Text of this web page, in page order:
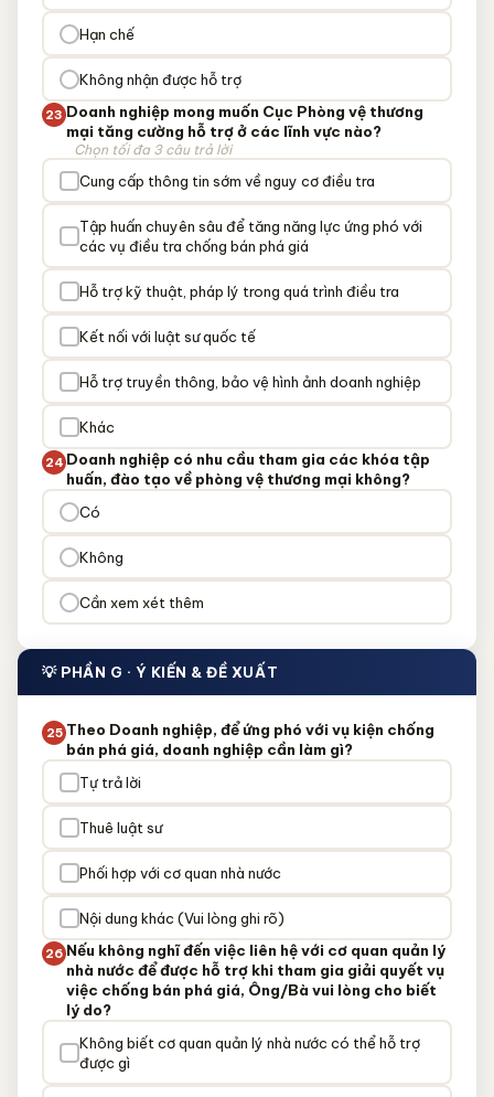
Hạn chế
Không nhận được hỗ trợ
23 Doanh nghiệp mong muốn Cục Phòng vệ thương
mại tăng cường hỗ trợ ở các lĩnh vực nào?
Chọn tối đa 3 câu trả lời
Cung cấp thông tin sớm về nguy cơ điều tra
Tập huấn chuyên sâu để tăng năng lực ứng phó với
các vụ điều tra chống bán phá giá
Hỗ trợ kỹ thuật, pháp lý trong quá trình điều tra
Kết nối với luật sư quốc tế
Hỗ trợ truyền thông, bảo vệ hình ảnh doanh nghiệp
Khác
24 Doanh nghiệp có nhu cầu tham gia các khóa tập
huấn, đào tạo về phòng vệ thương mại không?
Có
Không
Cần xem xét thêm
💡 PHẦN G · Ý KIẾN & ĐỀ XUẤT
25 Theo Doanh nghiệp, để ứng phó với vụ kiện chống
bán phá giá, doanh nghiệp cần làm gì?
Tự trả lời
Thuê luật sư
Phối hợp với cơ quan nhà nước
Nội dung khác (Vui lòng ghi rõ)
26 Nếu không nghĩ đến việc liên hệ với cơ quan quản lý
nhà nước để được hỗ trợ khi tham gia giải quyết vụ
việc chống bán phá giá, Ông/Bà vui lòng cho biết
lý do?
Không biết cơ quan quản lý nhà nước có thể hỗ trợ
được gì